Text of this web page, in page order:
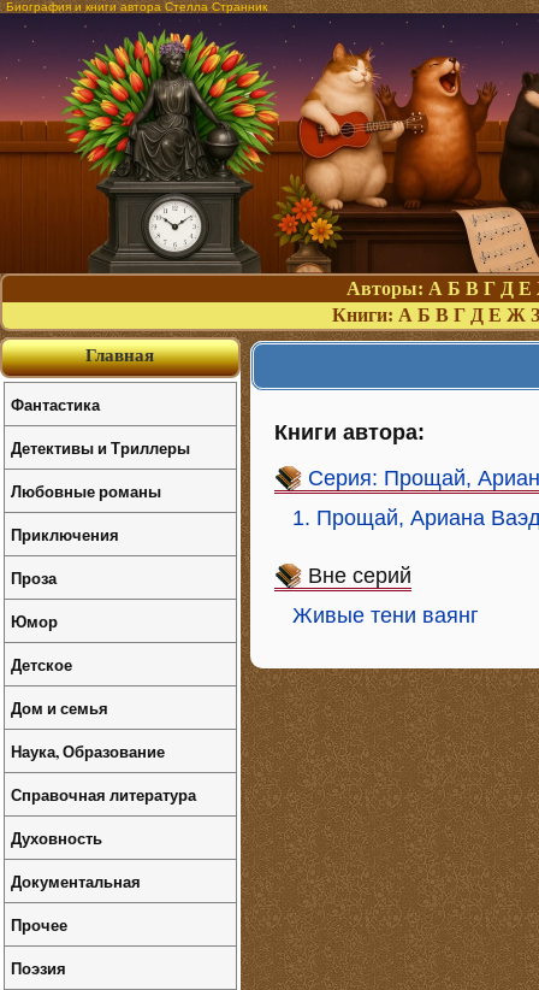
Биография и книги автора Стелла Странник
Авторы: А Б В Г Д Е
Книги: А Б В Г Д Е Ж З
Книги автора:
Серия: Прощай,
1. Прощай, Ариана
Вне серий
Живые тени ваянг
Главная
Фантастика
Детективы и Триллеры
Любовные романы
Приключения
Проза
Юмор
Детское
Дом и семья
Наука, Образование
Справочная литература
Духовность
Документальная
Прочее
Поэзия